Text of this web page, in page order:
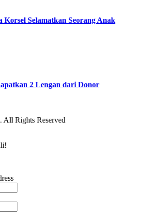
Korsel Selamatkan Seorang Anak
2 Lengan dari Donor
Rights Reserved